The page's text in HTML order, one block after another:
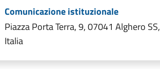
Comunicazione istituzionale
Piazza Porta Terra, 9, 07041 Alghero SS,
Italia